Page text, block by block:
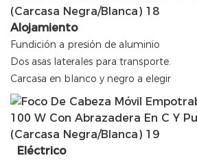
Alojamiento
Fundición a presión de aluminio
Dos asas laterales para transporte.
Carcasa en blanco y negro a elegir
Eléctrico